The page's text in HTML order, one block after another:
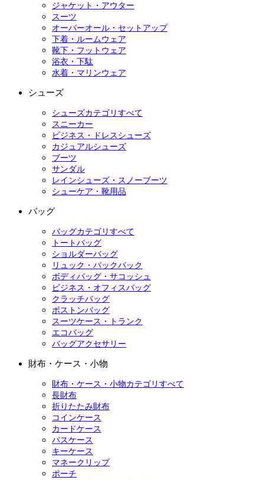
ジャケット・アウター
スーツ
オーバーオール・セットアップ
下着・ルームウェア
靴下・フットウェア
浴衣・下駄
水着・マリンウェア
シューズ
シューズカテゴリすべて
スニーカー
ビジネス・ドレスシューズ
カジュアルシューズ
ブーツ
サンダル
レインシューズ・スノーブーツ
シューケア・靴用品
バッグ
バッグカテゴリすべて
トートバッグ
ショルダーバッグ
リュック・バックパック
ボディバッグ・サコッシュ
ビジネス・オフィスバッグ
クラッチバッグ
ボストンバッグ
スーツケース・トランク
エコバッグ
バッグアクセサリー
財布・ケース・小物
財布・ケース・小物カテゴリすべて
長財布
折りたたみ財布
コインケース
カードケース
パスケース
キーケース
マネークリップ
ポーチ